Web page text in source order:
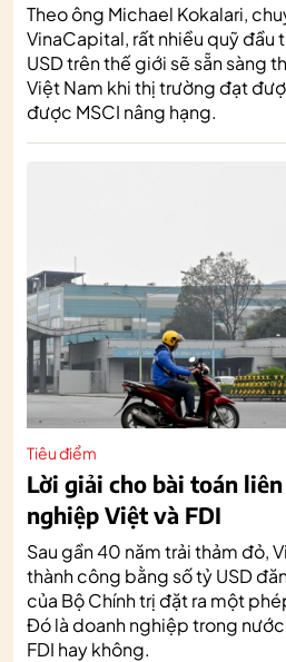
Theo ông Michael Kokalari,
VinaCapital, rất nhiều quỹ đầu
USD trên thế giới sẽ sẵn sàng
Việt Nam khi thị trường đạt
được MSCI nâng hạng.
Tiêu điểm
Lời giải cho bài toán
nghiệp Việt và FDI
Sau gần 40 năm trải thảm đỏ,
thành công bằng số tỷ USD
của Bộ Chính trị đặt ra một
Đó là doanh nghiệp trong
FDI hay không.